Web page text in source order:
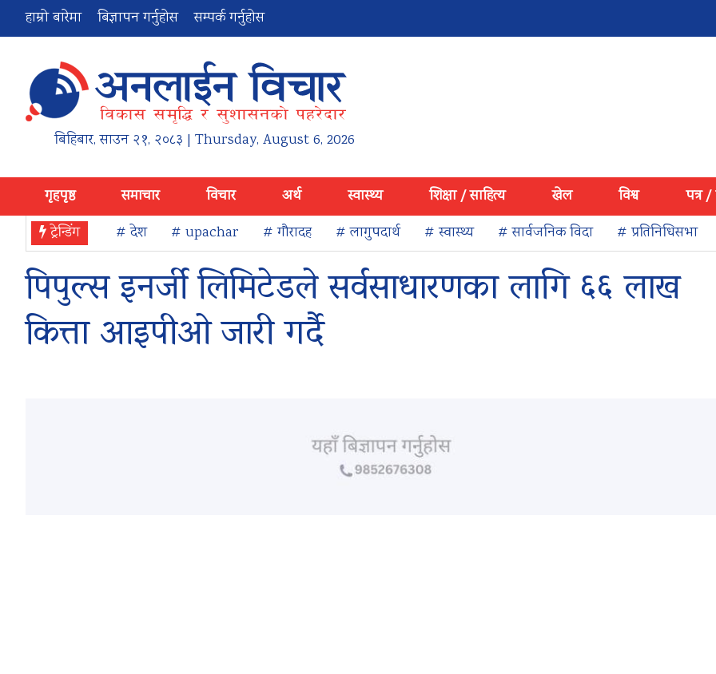
हाम्रो बारेमा बिज्ञापन गर्नुहोस सम्पर्क गर्नुहोस
बिहिबार,साउन २१, २०८३ | Thursday, August 6, 2026
गृहपृष्ठ समाचार विचार अर्थ स्वास्थ्य शिक्षा / साहित्य खेल विश्व
पत्र /
ट्रेन्डिंग
# देश # upachar # गौरादह # लागुपदार्थ # स्वास्थ्य # सार्वजनिक विदा # प्रतिनिधिसभा
पिपुल्स इनर्जी लिमिटेडले सर्वसाधारणका लागि ६६ लाख
कित्ता आइपीओ जारी गर्दै